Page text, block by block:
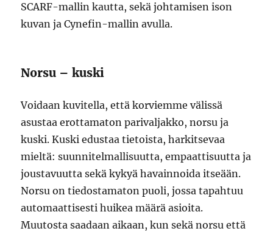
SCARF-mallin kautta, sekä johtamisen ison
kuvan ja Cynefin-mallin avulla.
Norsu – kuski
Voidaan kuvitella, että korviemme välissä
asustaa erottamaton parivaljakko, norsu ja
kuski. Kuski edustaa tietoista, harkitsevaa
mieltä: suunnitelmallisuutta, empaattisuutta ja
joustavuutta sekä kykyä havainnoida itseään.
Norsu on tiedostamaton puoli, jossa tapahtuu
automaattisesti huikea määrä asioita.
Muutosta saadaan aikaan, kun sekä norsu että